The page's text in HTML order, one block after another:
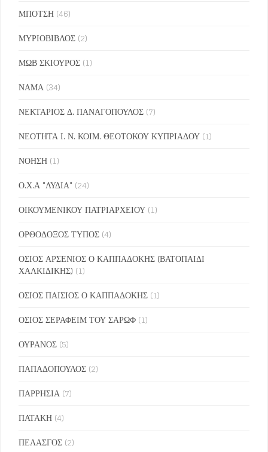
ΜΠΟΤΣΗ (46)
ΜΥΡΙΟΒΙΒΛΟΣ (2)
ΜΩΒ ΣΚΙΟΥΡΟΣ (1)
ΝΑΜΑ (34)
ΝΕΚΤΑΡΙΟΣ Δ. ΠΑΝΑΓΟΠΟΥΛΟΣ (7)
ΝΕΟΤΗΤΑ Ι. Ν. ΚΟΙΜ. ΘΕΟΤΟΚΟΥ ΚΥΠΡΙΑΔΟΥ (1)
ΝΟΗΣΗ (1)
Ο.Χ.Α "ΛΥΔΙΑ" (24)
ΟΙΚΟΥΜΕΝΙΚΟΥ ΠΑΤΡΙΑΡΧΕΙΟΥ (1)
ΟΡΘΟΔΟΞΟΣ ΤΥΠΟΣ (4)
ΟΣΙΟΣ ΑΡΣΕΝΙΟΣ Ο ΚΑΠΠΑΔΟΚΗΣ (ΒΑΤΟΠΑΙΔΙ
ΧΑΛΚΙΔΙΚΗΣ) (1)
ΟΣΙΟΣ ΠΑΙΣΙΟΣ Ο ΚΑΠΠΑΔΟΚΗΣ (1)
ΟΣΙΟΣ ΣΕΡΑΦΕΙΜ ΤΟΥ ΣΑΡΩΦ (1)
ΟΥΡΑΝΟΣ (5)
ΠΑΠΑΔΟΠΟΥΛΟΣ (2)
ΠΑΡΡΗΣΙΑ (7)
ΠΑΤΑΚΗ (4)
ΠΕΛΑΣΓΟΣ (2)